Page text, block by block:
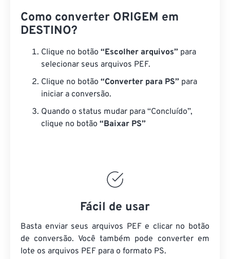
Como converter ORIGEM em
DESTINO?
Clique no botão “Escolher arquivos” para
selecionar seus arquivos PEF.
Clique no botão “Converter para PS” para
iniciar a conversão.
Quando o status mudar para “Concluído”,
clique no botão “Baixar PS”
Fácil de usar
Basta enviar seus arquivos PEF e clicar no botão
de conversão. Você também pode converter em
lote os arquivos PEF para o formato PS.